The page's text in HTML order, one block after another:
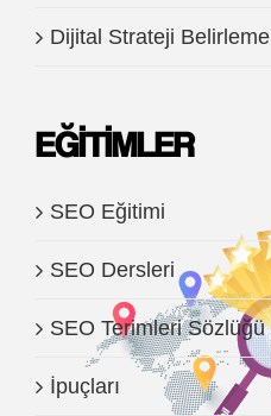
Dijital Strateji Belirleme
EĞITIMLER
SEO Eğitimi
SEO Dersleri
SEO Terimleri Sözlüğü
İpuçları